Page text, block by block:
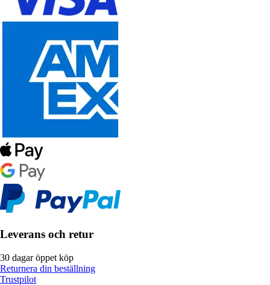
Leverans och retur
30 dagar öppet köp
Returnera din beställning
Trustpilot